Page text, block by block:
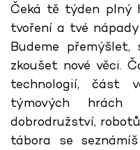
Čeká tě týden plný
tvoření a tvé
Budeme
zkoušet nové věci.
technologií, část
týmových
dobrodružství,
tábora se